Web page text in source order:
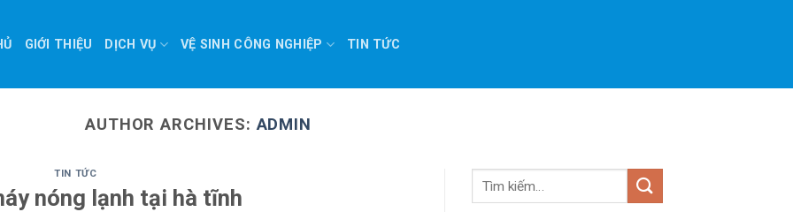
GIỚI THIỆU DỊCH VỤ VỆ SINH CÔNG NGHIỆP TIN TỨC
AUTHOR ARCHIVES: ADMIN
TIN TỨC
nóng lạnh tại hà tĩnh